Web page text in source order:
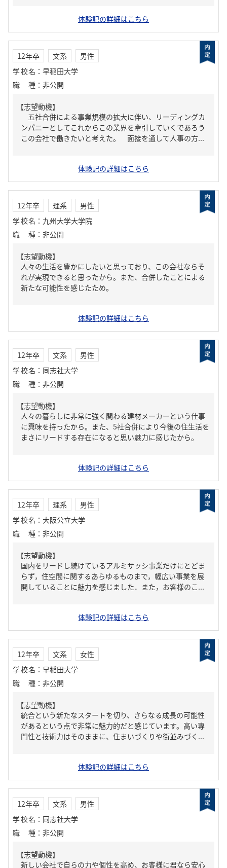
体験記の詳細はこちら
12年卒 文系
男性
学校名 ： 早稲田大学
職種 ： 非公開
【志望動機】
五社合併による事業規模の拡大に伴い、リーディングカ
ンパニーとしてこれからこの業界を牽引していくであろう
この会社で働きたいと考えた。 面接を通して人事の方...
体験記の詳細はこちら
12年卒 理系
男性
学校名 ： 九州大学大学院
職種 ： 非公開
【志望動機】
人々の生活を豊かにしたいと思っており、この会社ならそ
れが実現できると思ったから。また、合併したことによる
新たな可能性を感じたため。
体験記の詳細はこちら
12年卒 文系
男性
学校名 ： 同志社大学
職種 ： 非公開
【志望動機】
人々の暮らしに非常に強く関わる建材メーカーという仕事
に興味を持ったから。また、5社合併により今後の住生活を
まさにリードする存在になると思い魅力に感じたから。
体験記の詳細はこちら
12年卒 理系
男性
学校名 ： 大阪公立大学
職種 ： 非公開
【志望動機】
国内をリードし続けているアルミサッシ事業だけにとどま
らず，住空間に関するあらゆるものまで，幅広い事業を展
開していることに魅力を感じました．また，お客様のこ...
体験記の詳細はこちら
12年卒 文系
女性
学校名 ： 早稲田大学
職種 ： 非公開
【志望動機】
統合という新たなスタートを切り、さらなる成長の可能性
があるという点で非常に魅力的だと感じています。高い専
門性と技術力はそのままに、住まいづくりや街並みづく...
体験記の詳細はこちら
12年卒 文系
男性
学校名 ： 同志社大学
職種 ： 非公開
【志望動機】
新しい会社で自らの力や個性を高め、お客様に君なら安心